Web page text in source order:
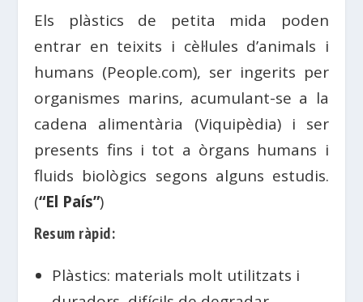
Els plàstics de petita mida poden
entrar en teixits i cèl·lules d’animals i
humans (People.com), ser ingerits per
organismes marins, acumulant-se a la
cadena alimentària (Viquipèdia) i ser
presents fins i tot a òrgans humans i
fluids biològics segons alguns estudis.
(“El País”)
Resum ràpid:
Plàstics: materials molt utilitzats i